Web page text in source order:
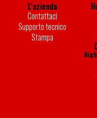
L'azienda
Contattaci
Supporto tecnico
Stampa